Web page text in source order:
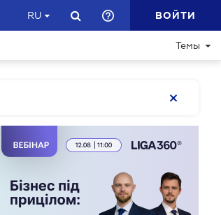
RU ВОЙТИ
Темы